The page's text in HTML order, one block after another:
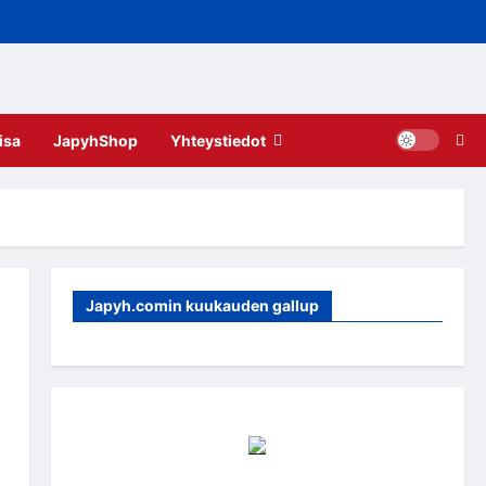
JapyhShop Yhteystiedot
Japyh.comin kuukauden gallup